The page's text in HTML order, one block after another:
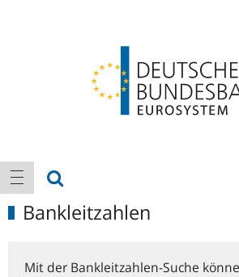
Hauptnavigation
Navigation anzeigen
Bankleitzahlen
Mit der Bankleitzahlen-Suche